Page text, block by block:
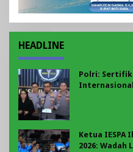
HEADLINE
Polri:
Ketua IESPA
2026: Wadah